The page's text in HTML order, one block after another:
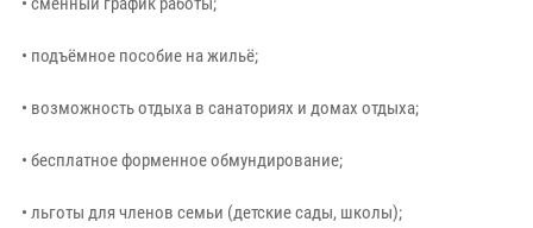
• подъёмное пособие на жильё;
• возможность отдыха в санаториях и домах отдыха;
• бесплатное форменное обмундирование;
• льготы для членов семьи (детские сады, школы);